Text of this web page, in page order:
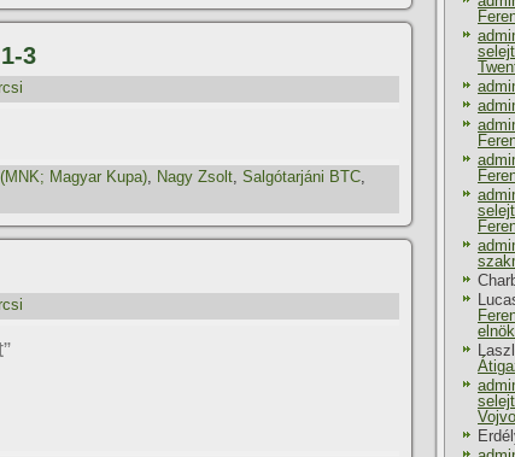
3
Magyar Kupa), Nagy Zsolt, Salgótarjáni BTC,